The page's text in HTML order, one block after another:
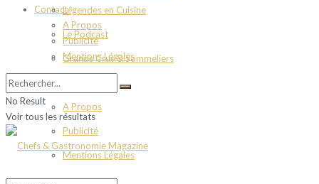
Légendes en Cuisine
Le Podcast
Grands Crus & Sommeliers
Contact
A Propos
Publicité
Mentions Légales
Contact
A Propos
Publicité
Mentions Légales
No Result
Voir tous les résultats